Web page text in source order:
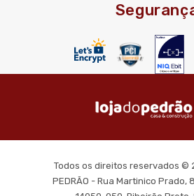
Todos os direitos reservados ©
PEDRÃO - Rua Martinico Prado,